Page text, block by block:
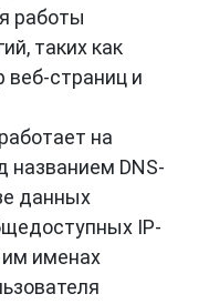
работы
таких как
страниц и
на
названием DNS-
данных
IP-
именах